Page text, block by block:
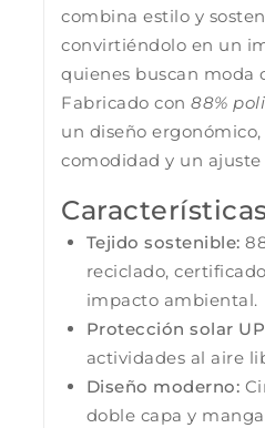
combina estilo y
convirtiéndolo en un
quienes buscan moda
Fabricado con 88%
un diseño
comodidad y un ajuste
Tejido sostenible:
reciclado,
impacto ambiental.
Protección solar
actividades al aire
Diseño moderno:
doble capa y